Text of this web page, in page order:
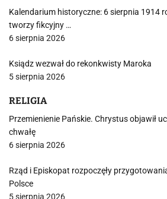
Kalendarium historyczne: 6 sierpnia 1914
tworzy fikcyjny …
6 sierpnia 2026
Ksiądz wezwał do rekonkwisty Maroka
5 sierpnia 2026
RELIGIA
Przemienienie Pańskie. Chrystus objawił
chwałę
6 sierpnia 2026
Rząd i Episkopat rozpoczęły
Polsce
5 sierpnia 2026